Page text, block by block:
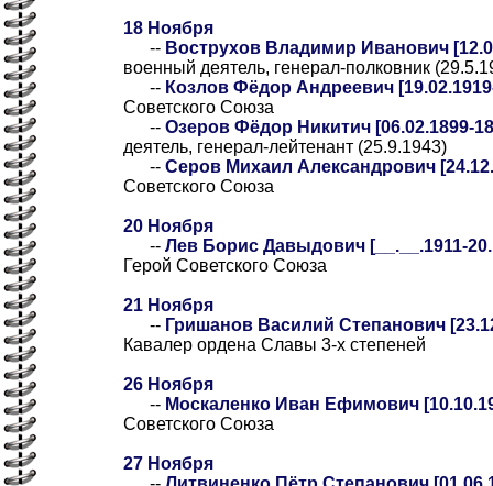
18 Ноября
-- Вострухов Владимир Иванович
военный деятель, генерал-полковник
-- Козлов Фёдор Андреевич
Советского Союза
-- Озеров Фёдор Никитич [06.02.1899-
деятель, генерал-лейтенант (25.9.1943)
-- Серов Михаил Александрович
Советского Союза
20 Ноября
-- Лев Борис Давыдович [__.__.1911-
Герой Советского Союза
21 Ноября
-- Гришанов Василий Степанович
Кавалер ордена Славы 3-х степеней
26 Ноября
-- Москаленко Иван Ефимович
Советского Союза
27 Ноября